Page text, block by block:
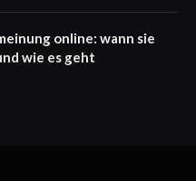
online: wann sie
wie es geht